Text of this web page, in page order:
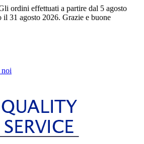
ordini effettuati a partire dal 5 agosto
il 31 agosto 2026. Grazie e buone